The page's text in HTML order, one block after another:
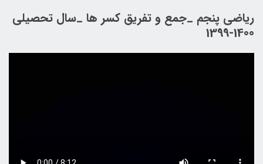
ریاضی پنجم _جمع و تفریق کسر ها _سال تحصیلی
1400-1399